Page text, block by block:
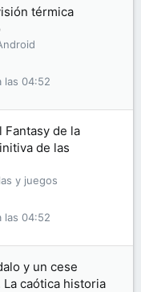
térmica
las 04:52
Fantasy de la
de las
y juegos
las 04:52
y un cese
caótica historia